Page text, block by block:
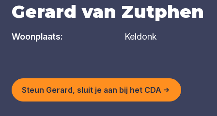
Gerard van Zutphen
Woonplaats: Keldonk
Steun Gerard, sluit je aan bij het CDA